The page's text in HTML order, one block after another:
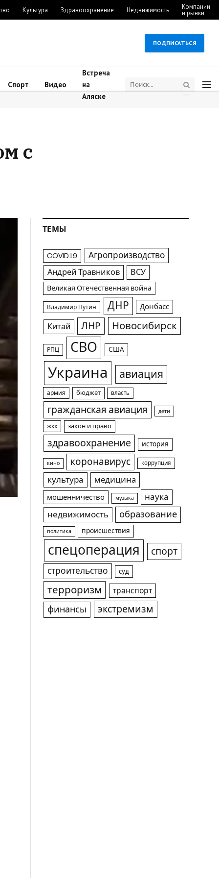
Культура Здравоохранение Недвижимость Компании
и рынки
ПОДПИСАТЬСЯ
Спорт Видео
Встреча
на
Аляске
c
ТЕМЫ
COVID19 Агропроизводство
Андрей Травников ВСУ
Великая Отечественная война
Владимир Путин ДНР Донбасс
Китай ЛНР Новосибирск
РПЦ СВО США
Украина авиация
армия бюджет власть
гражданская авиация дети
жкх закон и право
здравоохранение история
кино коронавирус коррупция
культура медицина
мошенничество музыка
наука
недвижимость
образование
политика происшествия
спецоперация спорт
строительство суд
терроризм транспорт
финансы экстремизм